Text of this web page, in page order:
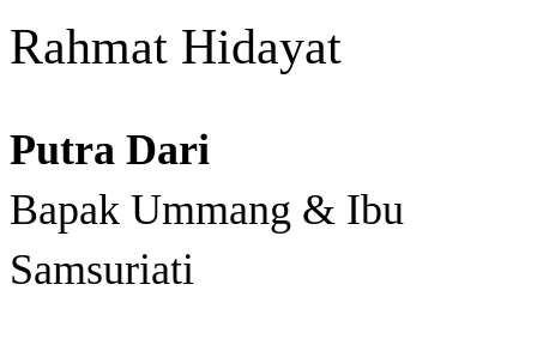
Rahmat Hidayat
Putra Dari
Bapak Ummang & Ibu
Samsuriati